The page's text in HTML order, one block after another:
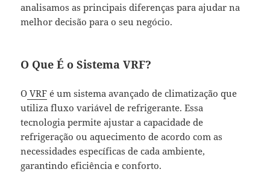
analisamos as principais diferenças para ajudar na
melhor decisão para o seu negócio.
O Que É o Sistema VRF?
O VRF é um sistema avançado de climatização que
utiliza fluxo variável de refrigerante. Essa
tecnologia permite ajustar a capacidade de
refrigeração ou aquecimento de acordo com as
necessidades específicas de cada ambiente,
garantindo eficiência e conforto.